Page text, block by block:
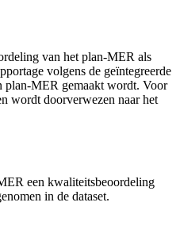
van het plan-MER als
volgens de geïntegreerde
plan-MER gemaakt wordt. Voor
wordt doorverwezen naar het
een kwaliteitsbeoordeling
in de dataset.